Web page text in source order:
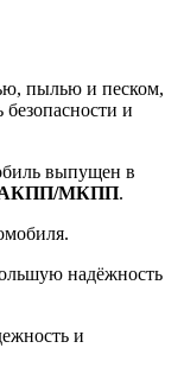
пылью и песком,
и
выпущен в
АКПП/МКПП.
надёжность
и